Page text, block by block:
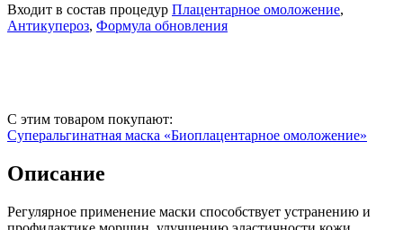
Входит в состав процедур Плацентарное омоложение,
Антикупероз, Формула обновления
С этим товаром покупают:
Суперальгинатная маска «Биоплацентарное омоложение»
Описание
Регулярное применение маски способствует устранению и